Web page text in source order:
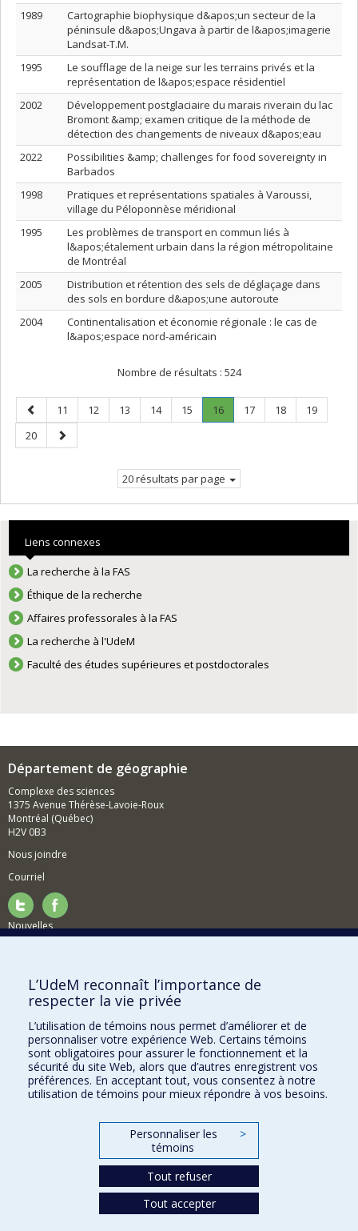
1989
Cartographie biophysique d&apos;un secteur de la
péninsule d&apos;Ungava à partir de l&apos;imagerie
Landsat-T.M.
1995
Le soufflage de la neige sur les terrains privés et la
représentation de l&apos;espace résidentiel
2002
Développement postglaciaire du marais riverain du lac
Bromont &amp; examen critique de la méthode de
détection des changements de niveaux d&apos;eau
2022
Possibilities &amp; challenges for food sovereignty in
Barbados
1998
Pratiques et représentations spatiales à Varoussi,
village du Péloponnèse méridional
1995
Les problèmes de transport en commun liés à
l&apos;étalement urbain dans la région métropolitaine
de Montréal
2005
Distribution et rétention des sels de déglaçage dans
des sols en bordure d&apos;une autoroute
2004
Continentalisation et économie régionale : le cas de
l&apos;espace nord-américain
Nombre de résultats : 524
Page
précédente
Page
11 Page
12 Page
13 Page
14 Page
15 Page
16.
Page
Page
17 Page
18 Page
19
Page
20
Page
suivante
20 résultats par page
Liens connexes
La recherche à la FAS
Éthique de la recherche
Affaires professorales à la FAS
La recherche à l'UdeM
Faculté des études supérieures et postdoctorales
Département de géographie
Complexe des sciences
1375 Avenue Thérèse-Lavoie-Roux
Montréal (Québec)
H2V 0B3
Nous joindre
Courriel
Nouvelles
Comment soutenir le Département?
BESOIN D'AIDE?
Plan du site
Signaler une erreur
Accessibilité
FACULTÉ DES ARTS ET DES SCIENCES
Nos départements et écoles
L’UdeM reconnaît l’importance de
respecter la vie privée
L’utilisation de témoins nous permet d’améliorer et de
personnaliser votre expérience Web. Certains témoins
sont obligatoires pour assurer le fonctionnement et la
sécurité du site Web, alors que d’autres enregistrent vos
préférences. En acceptant tout, vous consentez à notre
utilisation de témoins pour mieux répondre à vos besoins.
Personnaliser les
témoins
>
Tout refuser
Tout accepter